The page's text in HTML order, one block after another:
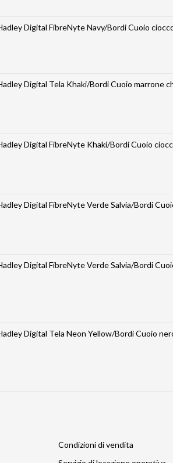
Digital FibreNyte Navy/Bordi Cuoio
Digital Tela Khaki/Bordi Cuoio marrone
Digital FibreNyte Khaki/Bordi Cuoio
Digital FibreNyte Verde Salvia/Bordi
Digital FibreNyte Verde Salvia/Bordi
Digital Tela Neon Yellow/Bordi Cuoio
Condizioni di vendita